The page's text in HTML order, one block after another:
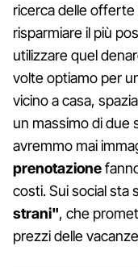
ricerca delle
risparmiare il più
utilizzare quel
volte optiamo per
vicino a casa,
un massimo di due
avremmo mai
prenotazione
costi. Sui social sta
strani", che
prezzi delle